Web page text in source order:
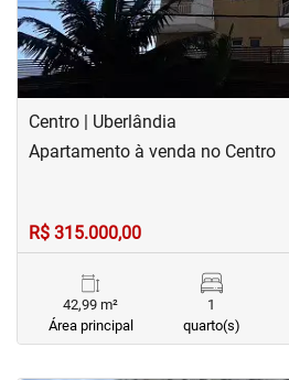
Centro | Uberlândia
Apartamento à venda no Centro
R$ 315.000,00
42,99 m²
Área principal
1
quarto(s)